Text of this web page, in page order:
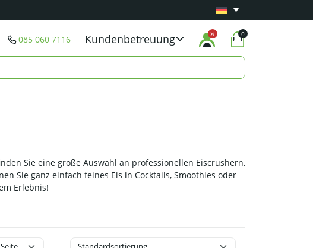
Carry-in-Garantie
085 060 7116 Kundenbetreuung 0
Sie eine große Auswahl an professionellen Eiscrushern,
Sie ganz einfach feines Eis in Cocktails, Smoothies oder
Erlebnis!